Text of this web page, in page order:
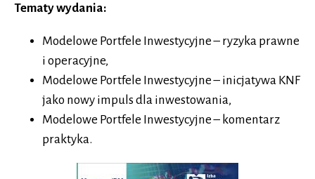
Tematy wydania:
Modelowe Portfele Inwestycyjne – ryzyka prawne
i operacyjne,
Modelowe Portfele Inwestycyjne – inicjatywa KNF
jako nowy impuls dla inwestowania,
Modelowe Portfele Inwestycyjne – komentarz
praktyka.